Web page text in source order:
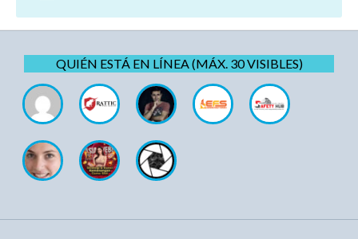
QUIÉN ESTÁ EN LÍNEA (MÁX. 30 VISIBLES)